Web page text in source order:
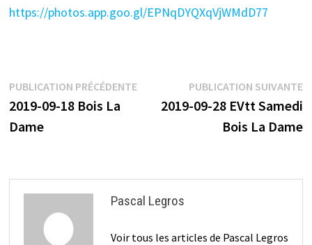
https://photos.app.goo.gl/EPNqDYQXqVjWMdD77
Navigation
de
PUBLICATION PRÉCÉDENTEPublication
précédente :
2019-09-18 Bois La
Dame
PUBLICATION SUIVANTE
2019-09-28 EVtt Samedi
Bois La Dame
Pascal Legros
Voir tous les articles de Pascal Legros